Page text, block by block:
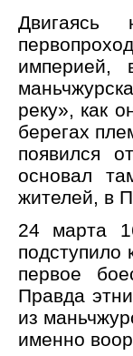
империей,
реку», как
берегах
появился
основал
жителей, в
24 марта
подступило
первое
Правда
из
именно